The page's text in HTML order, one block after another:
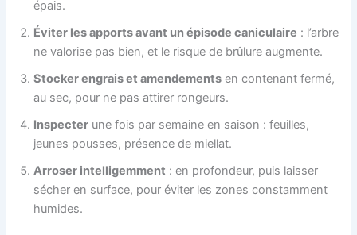
épais.
Éviter les apports avant un épisode caniculaire : l’arbre
ne valorise pas bien, et le risque de brûlure augmente.
Stocker engrais et amendements en contenant fermé,
au sec, pour ne pas attirer rongeurs.
Inspecter une fois par semaine en saison : feuilles,
jeunes pousses, présence de miellat.
Arroser intelligemment : en profondeur, puis laisser
sécher en surface, pour éviter les zones constamment
humides.